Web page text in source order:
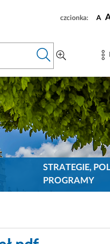
czcionka: A
STRATEGIE,
PROGRAMY